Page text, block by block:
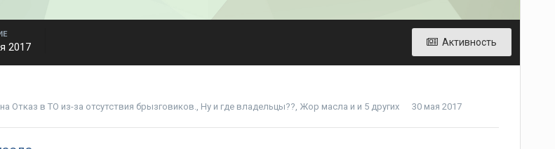
Активность
2017
Отказ в ТО из-за отсутствия брызговиков., Ну и где владельцы??, Жор масла и и 5 других 30 мая 2017